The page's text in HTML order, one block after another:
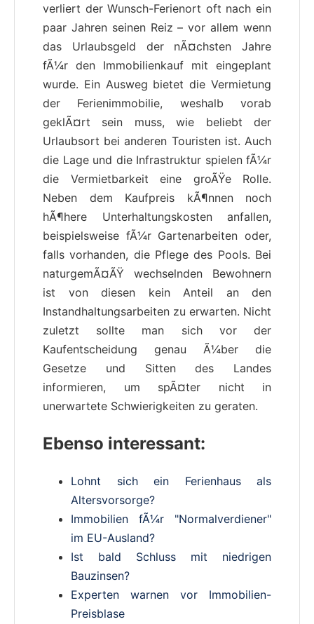
verliert der Wunsch-Ferienort oft nach ein
paar Jahren seinen Reiz – vor allem wenn
das Urlaubsgeld der nÃ¤chsten Jahre
fÃ¼r den Immobilienkauf mit eingeplant
wurde. Ein Ausweg bietet die Vermietung
der Ferienimmobilie, weshalb vorab
geklÃ¤rt sein muss, wie beliebt der
Urlaubsort bei anderen Touristen ist. Auch
die Lage und die Infrastruktur spielen fÃ¼r
die Vermietbarkeit eine groÃŸe Rolle.
Neben dem Kaufpreis kÃ¶nnen noch
hÃ¶here Unterhaltungskosten anfallen,
beispielsweise fÃ¼r Gartenarbeiten oder,
falls vorhanden, die Pflege des Pools. Bei
naturgemÃ¤ÃŸ wechselnden Bewohnern
ist von diesen kein Anteil an den
Instandhaltungsarbeiten zu erwarten. Nicht
zuletzt sollte man sich vor der
Kaufentscheidung genau Ã¼ber die
Gesetze und Sitten des Landes
informieren, um spÃ¤ter nicht in
unerwartete Schwierigkeiten zu geraten.
Ebenso interessant:
Lohnt sich ein Ferienhaus als
Altersvorsorge?
Immobilien fÃ¼r "Normalverdiener"
im EU-Ausland?
Ist bald Schluss mit niedrigen
Bauzinsen?
Experten warnen vor Immobilien-
Preisblase